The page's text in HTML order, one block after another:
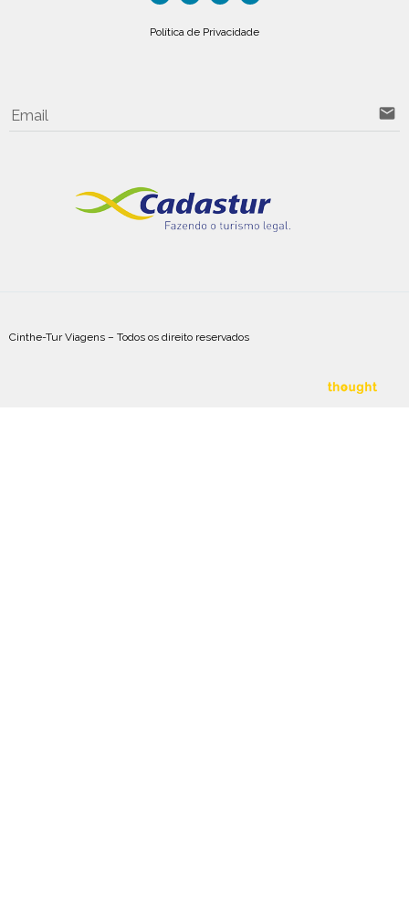
Política de Privacidade
Email email
Cinthe-Tur Viagens – Todos os direito reservados